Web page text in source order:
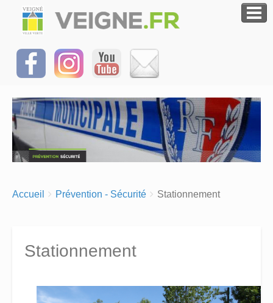
Breadcrumbs
You
Accueil Prévention - Sécurité Stationnement
Stationnement